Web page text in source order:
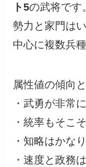
ト5の武将です
勢力と家門は
中心に複数兵
属性値の傾向
・武勇が非常
・統率もそこ
・知略はかな
・速度と政務